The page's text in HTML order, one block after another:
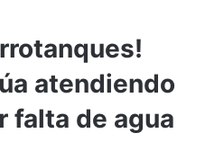
atendiendo
falta de agua